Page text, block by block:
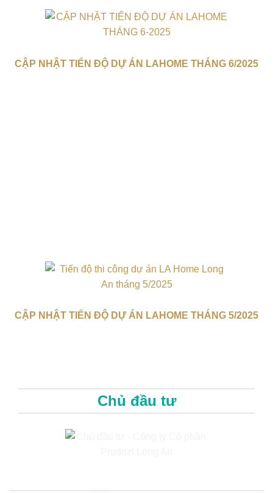
CẬP NHẬT TIẾN ĐỘ DỰ ÁN LAHOME THÁNG 6/2025
CẬP NHẬT TIẾN ĐỘ DỰ ÁN LAHOME THÁNG 5/2025
Chủ đầu tư